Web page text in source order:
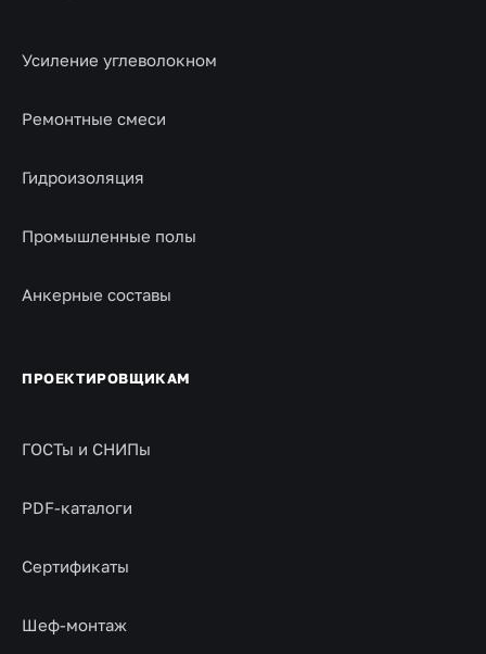
Усиление углеволокном
Ремонтные смеси
Гидроизоляция
Промышленные полы
Анкерные составы
ПРОЕКТИРОВЩИКАМ
ГОСТы и СНИПы
PDF-каталоги
Сертификаты
Шеф-монтаж